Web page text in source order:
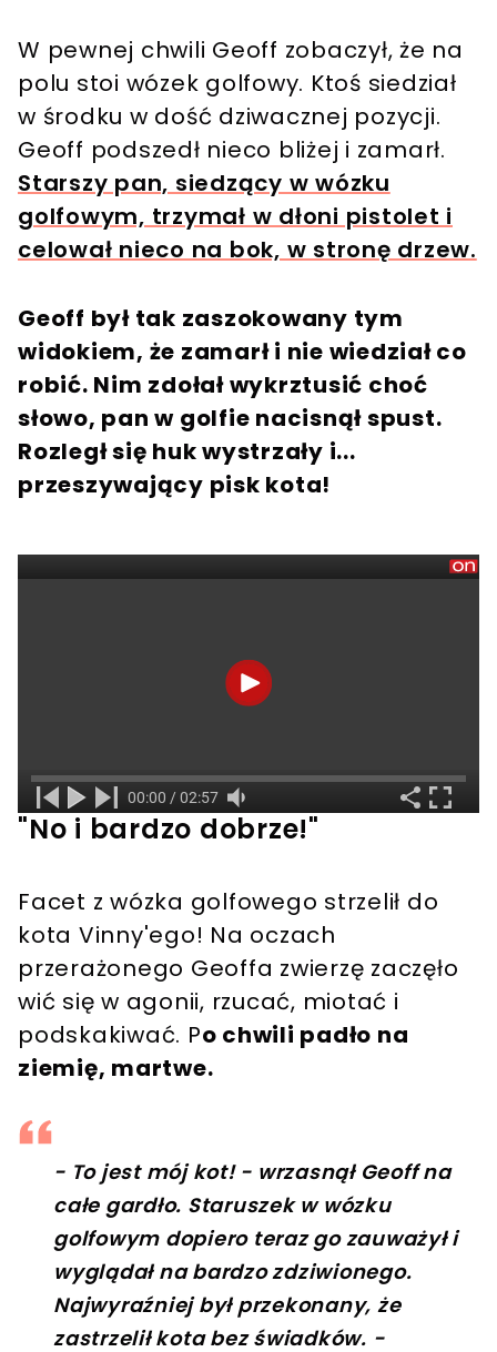
W pewnej chwili Geoff zobaczył, że na
polu stoi wózek golfowy. Ktoś siedział
w środku w dość dziwacznej pozycji.
Geoff podszedł nieco bliżej i zamarł.
Starszy pan, siedzący w wózku
golfowym, trzymał w dłoni pistolet i
celował nieco na bok, w stronę drzew.
Geoff był tak zaszokowany tym
widokiem, że zamarł i nie wiedział co
robić. Nim zdołał wykrztusić choć
słowo, pan w golfie nacisnął spust.
Rozległ się huk wystrzały i...
przeszywający pisk kota!
"No i bardzo dobrze!"
Facet z wózka golfowego strzelił do
kota Vinny'ego! Na oczach
przerażonego Geoffa zwierzę zaczęło
wić się w agonii, rzucać, miotać i
podskakiwać. Po chwili padło na
ziemię, martwe.
- To jest mój kot! - wrzasnął Geoff na
całe gardło. Staruszek w wózku
golfowym dopiero teraz go zauważył i
wyglądał na bardzo zdziwionego.
Najwyraźniej był przekonany, że
zastrzelił kota bez świadków. -